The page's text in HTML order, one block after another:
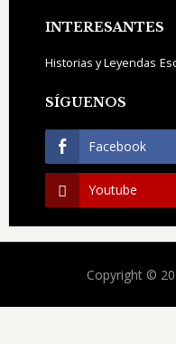
INTERESANTES
Historias y Leyendas
SÍGUENOS
Facebook
Youtube
Copyright ©